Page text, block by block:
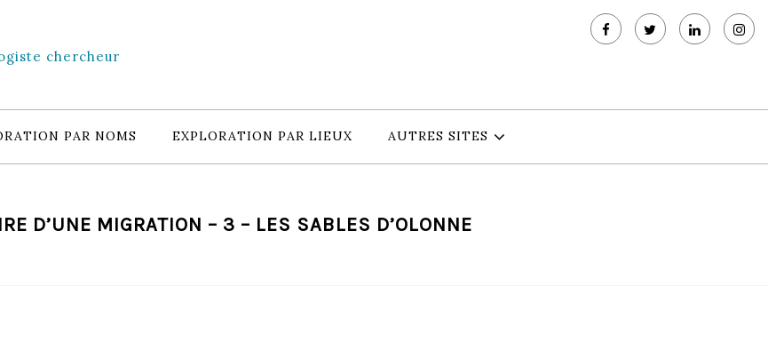
chercheur
PAR NOMS EXPLORATION PAR LIEUX AUTRES SITES
D’UNE MIGRATION – 3 – LES SABLES D’OLONNE